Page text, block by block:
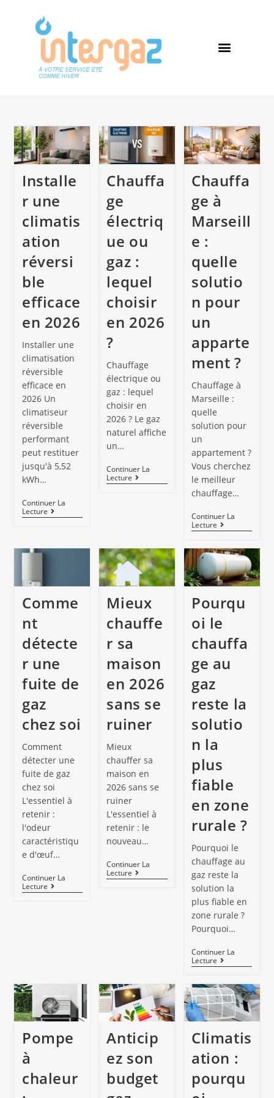
Installe
r une
climatis
ation
réversi
ble
efficace
en 2026
Installer une
climatisation
réversible
efficace en
2026 Un
climatiseur
réversible
performant
peut restituer
jusqu'à 5,52
kWh…
Continuer La
Lecture
Chauffa
ge
électriq
ue ou
gaz :
lequel
choisir
en 2026
?
Chauffage
électrique ou
gaz : lequel
choisir en
2026 ? Le gaz
naturel affiche
un…
Continuer La
Lecture
Chauffa
ge à
Marseill
e :
quelle
solutio
n pour
un
apparte
ment ?
Chauffage à
Marseille :
quelle
solution pour
un
appartement ?
Vous cherchez
le meilleur
chauffage…
Continuer La
Lecture
Comme
nt
détecte
r une
fuite de
gaz
chez soi
Comment
détecter une
fuite de gaz
chez soi
L'essentiel à
retenir :
l'odeur
caractéristiqu
e d'œuf…
Continuer La
Lecture
Mieux
chauffe
r sa
maison
en 2026
sans se
ruiner
Mieux
chauffer sa
maison en
2026 sans se
ruiner
L'essentiel à
retenir : le
nouveau…
Continuer La
Lecture
Pourqu
oi le
chauffa
ge au
gaz
reste la
solutio
n la
plus
fiable
en zone
rurale ?
Pourquoi le
chauffage au
gaz reste la
solution la
plus fiable en
zone rurale ?
Pourquoi…
Continuer La
Lecture
Pompe
à
chaleur
Anticip
ez son
budget
Climatis
ation :
pourqu